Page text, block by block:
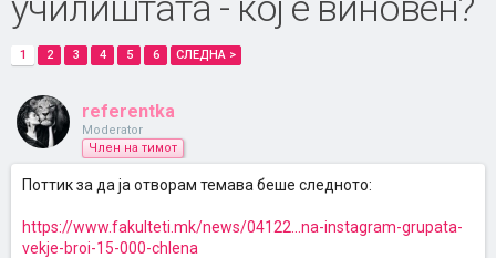
1 2 3 4 5 6 СЛЕДНА >
referentka
Moderator
Член на тимот
Поттик за да ја отворам темава беше следното:
https://www.fakulteti.mk/news/04122...na-instagram-grupata-
vekje-broi-15-000-chlena